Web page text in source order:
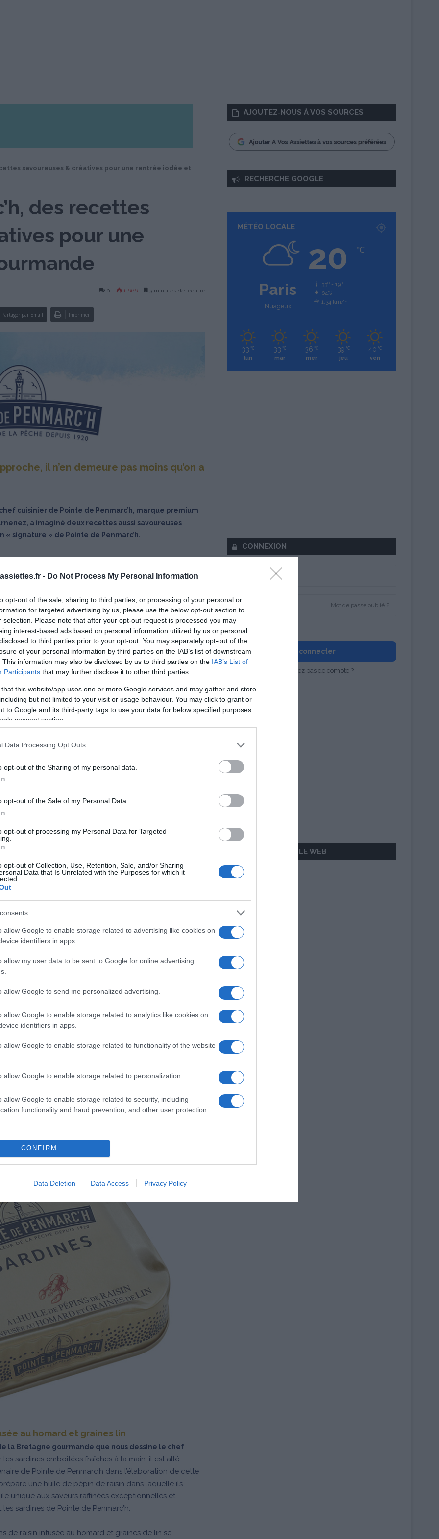
- Do Not Process My Personal Information
opt-out of the sale, sharing to third parties, or processing of your personal or
for targeted advertising by us, please use the below opt-out section to
selection. Please note that after your opt-out request is processed you may
interest-based ads based on personal information utilized by us or personal
to third parties prior to your opt-out. You may separately opt-out of the
of your personal information by third parties on the IAB’s list of downstream
This information may also be disclosed by us to third parties on the IAB’s List of
Participants that may further disclose it to other third parties.
that this website/app uses one or more Google services and may gather and store
but not limited to your visit or usage behaviour. You may click to grant or
to Google and its third-party tags to use your data for below specified purposes
consent section.
Data Processing Opt Outs
opt-out of the Sharing of my personal data.
opt-out of the Sale of my Personal Data.
opt-out of processing my Personal Data for Targeted
opt-out of Collection, Use, Retention, Sale, and/or Sharing
Data that Is Unrelated with the Purposes for which it
allow Google to enable storage related to advertising like cookies on
identifiers in apps.
allow my user data to be sent to Google for online advertising
allow Google to send me personalized advertising.
allow Google to enable storage related to analytics like cookies on
identifiers in apps.
allow Google to enable storage related to functionality of the website
allow Google to enable storage related to personalization.
allow Google to enable storage related to security, including
functionality and fraud prevention, and other user protection.
CONFIRM
Data Deletion Data Access Privacy Policy
savoureuses & créatives pour une rentrée iodée et
des recettes
pour une
0 1 666 3 minutes de lecture
Partager par Email Imprimer
il n’en demeure pas moins qu’on a
cuisinier de Pointe de Penmarc’h, marque premium
a imaginé deux recettes aussi savoureuses
« signature » de Pointe de Penmarc’h.
extra et zestes d'agrumes semi-confits
sentiers maritimes.
le cuisinier de Pointe de Penmarc’h a imaginé
et de saveurs. Préparées à l’ancienne et emboîtées
– se marient à la perfection avec les arômes fruités de
des zestes d’agrumes confits.
et aux nuances de sa région d’origine !
une tartine de pain de campagne légèrement beurrée
improvisées simples et gourmandes.
l'huile d'olive vierge extra
115g – Prix : 5,50 €
au homard et graines lin
la Bretagne gourmande que nous dessine le chef
les sardines emboitées fraîches à la main, il est allé
de Pointe de Penmarc’h dans l’élaboration de cette
une huile de pépin de raisin dans laquelle ils
unique aux saveurs raffinées exceptionnelles et
sardines de Pointe de Penmarc’h.
de raisin infusée au homard et graines de lin se
AJOUTEZ‑NOUS À VOS SOURCES
RECHERCHE GOOGLE
MÉTÉO LOCALE
Paris
Nuageux
20 ℃
33º - 19º
64%
1.34 km/h
33 ℃
lun
33 ℃
mar
36 ℃
mer
39 ℃
jeu
40 ℃
ven
CONNEXION
Mot de passe oublié ?
Se souvenir de moi
Se connecter
Vous n'avez pas de compte ?
AILLEURS SUR LE WEB